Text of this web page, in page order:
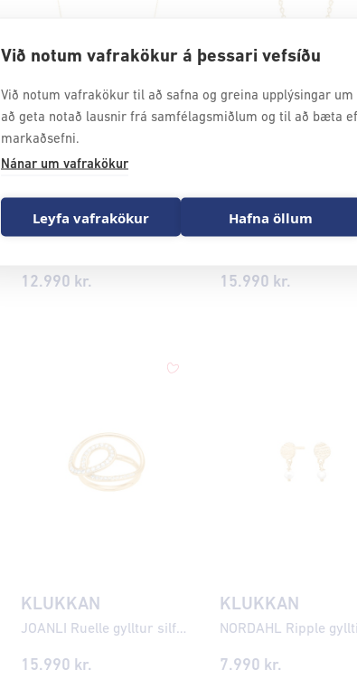
Við notum vafrakökur á þessari vefsíðu
Við notum vafrakökur til að safna og greina upplýsingar
að geta notað lausnir frá samfélagsmiðlum og til að bæta
markaðsefni.
Nánar um vafrakökur
Leyfa vafrakökur Hafna öllum
KLUKKAN
12.990 kr.
KLUKKAN
15.990 kr.
KLUKKAN
JOANLI Ruelle gylltur silfurhringur með zirkonia ●000759
15.990 kr.
KLUKKAN
7.990 kr.